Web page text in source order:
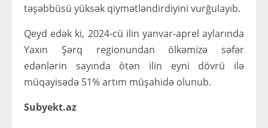
təşəbbüsü yüksək qiymətləndirdiyini vurğulayıb.
Qeyd edək ki, 2024-cü ilin yanvar-aprel aylarında
Yaxın Şərq regionundan ölkəmizə səfər
edənlərin sayında ötən ilin eyni dövrü ilə
müqayisədə 51% artım müşahidə olunub.
Subyekt.az